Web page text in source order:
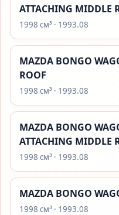
ATTACHING MIDDLE
1998 см³ · 1993.08
MAZDA BONGO
ROOF
1998 см³ · 1993.08
MAZDA BONGO
ATTACHING MIDDLE
1998 см³ · 1993.08
MAZDA BONGO
1998 см³ · 1993.08